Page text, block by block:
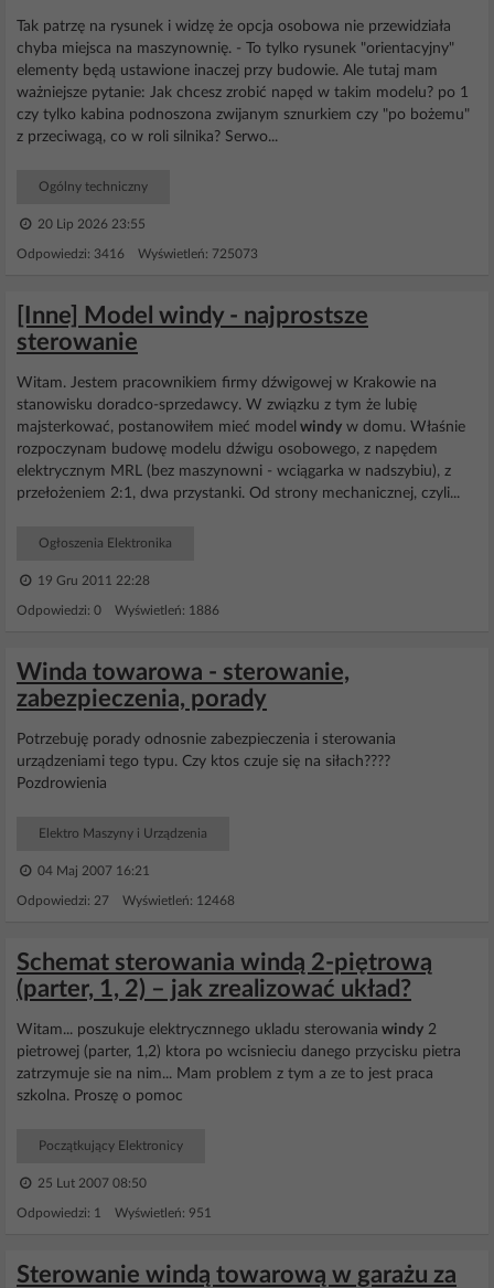
Tak patrzę na rysunek i widzę że opcja osobowa nie przewidziała
chyba miejsca na maszynownię. - To tylko rysunek "orientacyjny"
elementy będą ustawione inaczej przy budowie. Ale tutaj mam
ważniejsze pytanie: Jak chcesz zrobić napęd w takim modelu? po 1
czy tylko kabina podnoszona zwijanym sznurkiem czy "po bożemu"
z przeciwagą, co w roli silnika? Serwo...
Ogólny techniczny
20 Lip 2026 23:55
Odpowiedzi: 3416 Wyświetleń: 725073
[Inne] Model windy - najprostsze
sterowanie
Witam. Jestem pracownikiem firmy dźwigowej w Krakowie na
stanowisku doradco-sprzedawcy. W związku z tym że lubię
majsterkować, postanowiłem mieć model windy w domu. Właśnie
rozpoczynam budowę modelu dźwigu osobowego, z napędem
elektrycznym MRL (bez maszynowni - wciągarka w nadszybiu), z
przełożeniem 2:1, dwa przystanki. Od strony mechanicznej, czyli...
Ogłoszenia Elektronika
19 Gru 2011 22:28
Odpowiedzi: 0 Wyświetleń: 1886
Winda towarowa - sterowanie,
zabezpieczenia, porady
Potrzebuję porady odnosnie zabezpieczenia i sterowania
urządzeniami tego typu. Czy ktos czuje się na siłach????
Pozdrowienia
Elektro Maszyny i Urządzenia
04 Maj 2007 16:21
Odpowiedzi: 27 Wyświetleń: 12468
Schemat sterowania windą 2-piętrową
(parter, 1, 2) – jak zrealizować układ?
Witam... poszukuje elektrycznnego ukladu sterowania windy 2
pietrowej (parter, 1,2) ktora po wcisnieciu danego przycisku pietra
zatrzymuje sie na nim... Mam problem z tym a ze to jest praca
szkolna. Proszę o pomoc
Początkujący Elektronicy
25 Lut 2007 08:50
Odpowiedzi: 1 Wyświetleń: 951
Sterowanie windą towarową w garażu za